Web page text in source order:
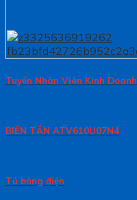
Tuyển Nhân Viên Kinh Doanh
BIẾN TẦN ATV610U07N4
Tủ bảng điện